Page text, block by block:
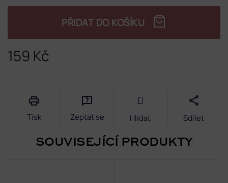
159 Kč
PŘIDAT DO KOŠÍKU
Tisk Zeptat se Hlídat Sdílet
SOUVISEJÍCÍ PRODUKTY